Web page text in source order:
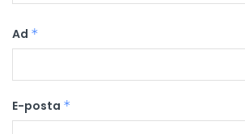
Ad *
E-posta *